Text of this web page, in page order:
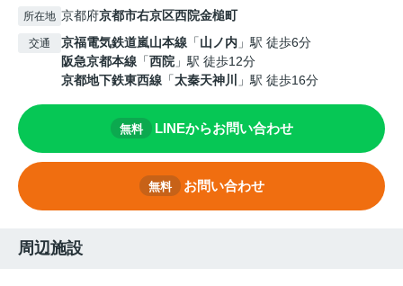
所在地 京都府京都市右京区西院金槌町
交通 京福電気鉄道嵐山本線 「山ノ内 」駅 徒歩6分
阪急京都本線 「西院 」駅 徒歩12分
京都地下鉄東西線 「太秦天神川 」駅 徒歩16分
無料 LINEからお問い合わせ
無料 お問い合わせ
周辺施設